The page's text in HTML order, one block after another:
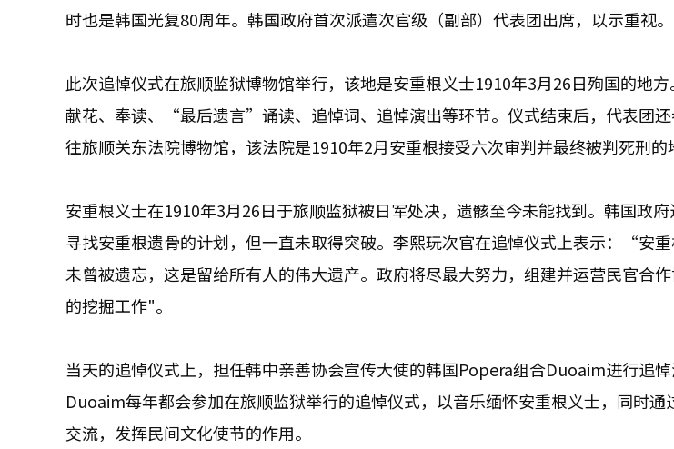
时也是韩国光复80周年。韩国政府首次派遣次官级（副部）代表团出席，以示重视。
此次追悼仪式在旅顺监狱博物馆举行，该地是安重根义士1910年3月26日殉国的地方
献花、奉读、“最后遗言”诵读、追悼词、追悼演出等环节。仪式结束后，代表团
往旅顺关东法院博物馆，该法院是1910年2月安重根接受六次审判并最终被判死刑的
安重根义士在1910年3月26日于旅顺监狱被日军处决，遗骸至今未能找到。韩国政
寻找安重根遗骨的计划，但一直未取得突破。李熙玩次官在追悼仪式上表示：“安
未曾被遗忘，这是留给所有人的伟大遗产。政府将尽最大努力，组建并运营民官合
的挖掘工作"。
当天的追悼仪式上，担任韩中亲善协会宣传大使的韩国Popera组合Duoaim进行追悼
Duoaim每年都会参加在旅顺监狱举行的追悼仪式，以音乐缅怀安重根义士，同时
交流，发挥民间文化使节的作用。